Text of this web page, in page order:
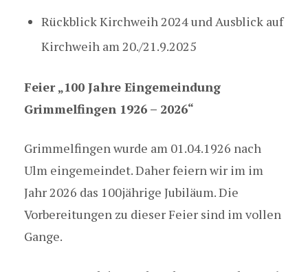
Rückblick Kirchweih 2024 und Ausblick auf
Kirchweih am 20./21.9.2025
Feier „100 Jahre Eingemeindung
Grimmelfingen 1926 – 2026“
Grimmelfingen wurde am 01.04.1926 nach
Ulm eingemeindet. Daher feiern wir im im
Jahr 2026 das 100jährige Jubiläum. Die
Vorbereitungen zu dieser Feier sind im vollen
Gange.